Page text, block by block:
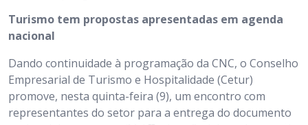
Turismo tem propostas apresentadas em agenda
nacional
Dando continuidade à programação da CNC, o Conselho
Empresarial de Turismo e Hospitalidade (Cetur)
promove, nesta quinta-feira (9), um encontro com
representantes do setor para a entrega do documento